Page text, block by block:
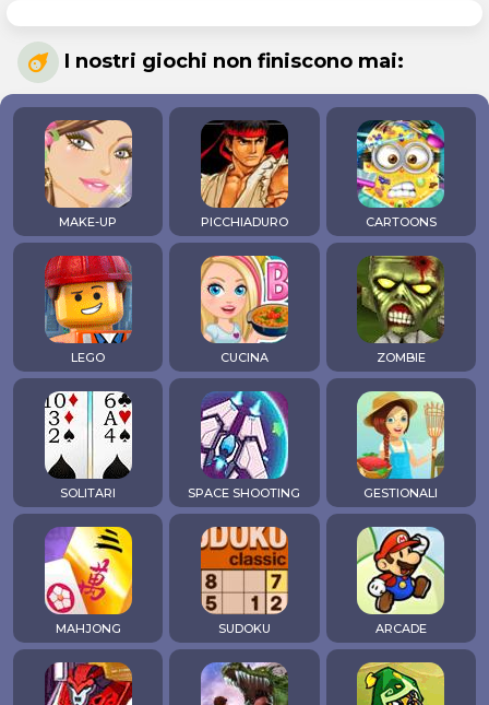
I nostri giochi non finiscono mai:
MAKE-UP PICCHIADURO CARTOONS
LEGO CUCINA ZOMBIE
SOLITARI SPACE SHOOTING GESTIONALI
MAHJONG SUDOKU ARCADE